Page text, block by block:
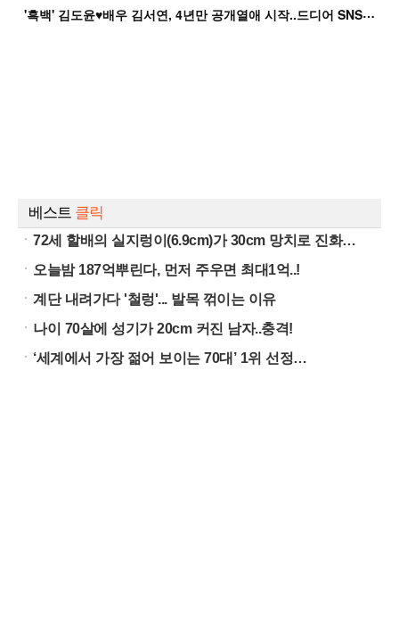
'
흑백' 김도윤♥배우 김서연, 4년만 공개열애 시작..드디어 SNS에 노출 [핫피...